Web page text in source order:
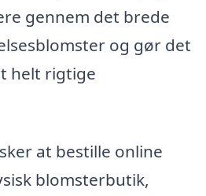
gennem det brede
og gør det
helt rigtige
at bestille online
blomsterbutik,